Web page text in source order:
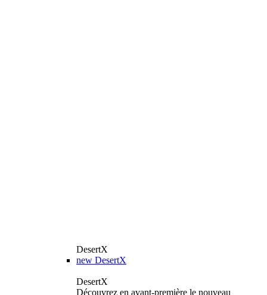
DesertX
new DesertX
DesertX
Découvrez en avant-première le nouveau